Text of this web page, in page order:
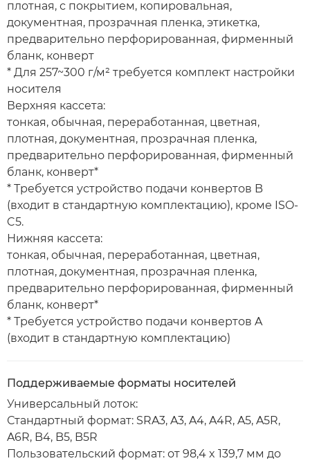
плотная, с покрытием, копировальная,
документная, прозрачная пленка, этикетка,
предварительно перфорированная, фирменный
бланк, конверт
* Для 257~300 г/м² требуется комплект настройки
носителя
Верхняя кассета:
тонкая, обычная, переработанная, цветная,
плотная, документная, прозрачная пленка,
предварительно перфорированная, фирменный
бланк, конверт*
* Требуется устройство подачи конвертов B
(входит в стандартную комплектацию), кроме ISO-
C5.
Нижняя кассета:
тонкая, обычная, переработанная, цветная,
плотная, документная, прозрачная пленка,
предварительно перфорированная, фирменный
бланк, конверт*
* Требуется устройство подачи конвертов A
(входит в стандартную комплектацию)
Поддерживаемые форматы носителей
Универсальный лоток:
Стандартный формат: SRA3, A3, A4, A4R, A5, A5R,
A6R, B4, B5, B5R
Пользовательский формат: от 98,4 x 139,7 мм до